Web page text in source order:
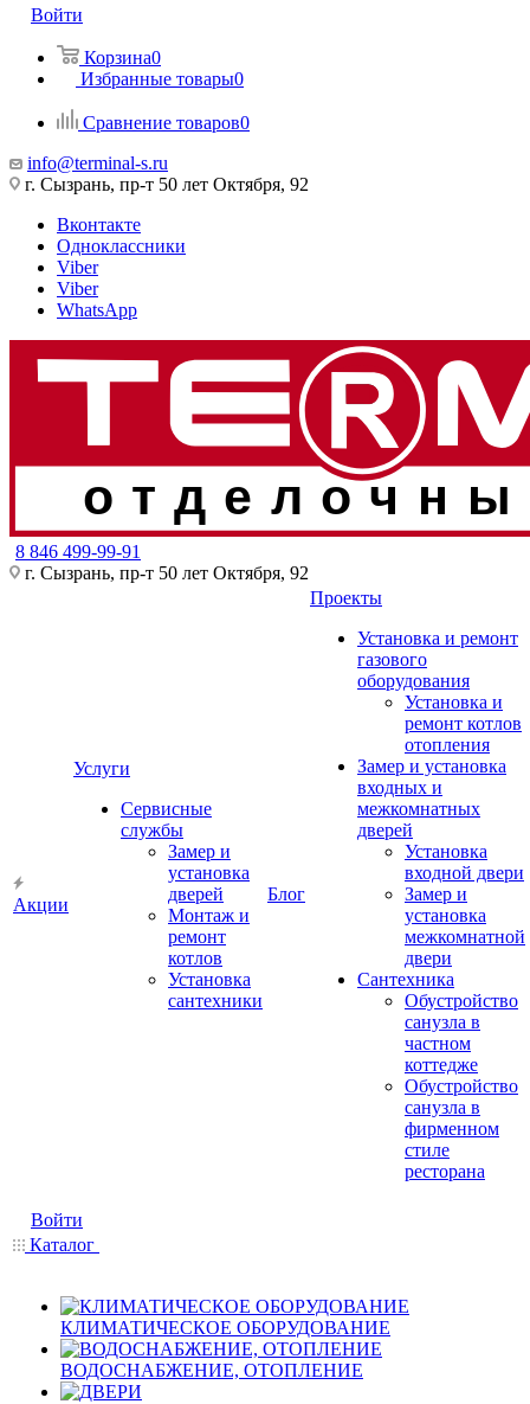
Войти
Корзина0
Избранные товары0
Сравнение товаров0
info@terminal-s.ru
г. Сызрань, пр-т 50 лет Октября, 92
Вконтакте
Одноклассники
Viber
Viber
WhatsApp
8 846 499-99-91
г. Сызрань, пр-т 50 лет Октября, 92
Акции
Услуги
Сервисные
службы
Замер и
установка
дверей
Монтаж и
ремонт
котлов
Установка
сантехники
Блог
Проекты
Установка и ремонт
газового
оборудования
Установка и
ремонт котлов
отопления
Замер и установка
входных и
межкомнатных
дверей
Установка
входной двери
Замер и
установка
межкомнатной
двери
Сантехника
Обустройство
санузла в
частном
коттедже
Обустройство
санузла в
фирменном
стиле
ресторана
Войти
Каталог
КЛИМАТИЧЕСКОЕ ОБОРУДОВАНИЕ
ВОДОСНАБЖЕНИЕ, ОТОПЛЕНИЕ